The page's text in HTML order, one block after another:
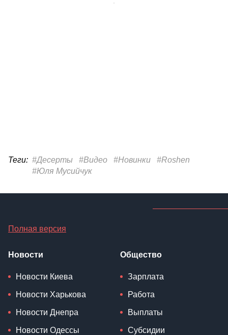
Теги: #Десерты #Видео #Новинки
#Roshen
#Юля Мусийчук
Полная версия
Новости
Новости Киева
Новости Харькова
Новости Днепра
Новости Одессы
Общество
Зарплата
Работа
Выплаты
Субсидии